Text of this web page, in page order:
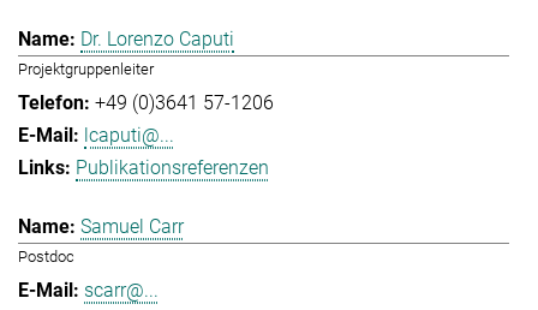
Dr. Lorenzo Caputi
Projektgruppenleiter
+49 (0)3641 57-1206
lcaputi@...
Publikationsreferenzen
Samuel Carr
Postdoc
scarr@...